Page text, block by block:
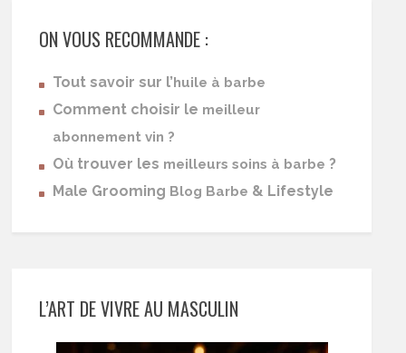
ON VOUS RECOMMANDE :
Tout savoir sur l’huile à barbe
Comment choisir le meilleur
abonnement vin ?
Où trouver les meilleurs soins à barbe ?
Male Grooming Blog Barbe & Lifestyle
L’ART DE VIVRE AU MASCULIN